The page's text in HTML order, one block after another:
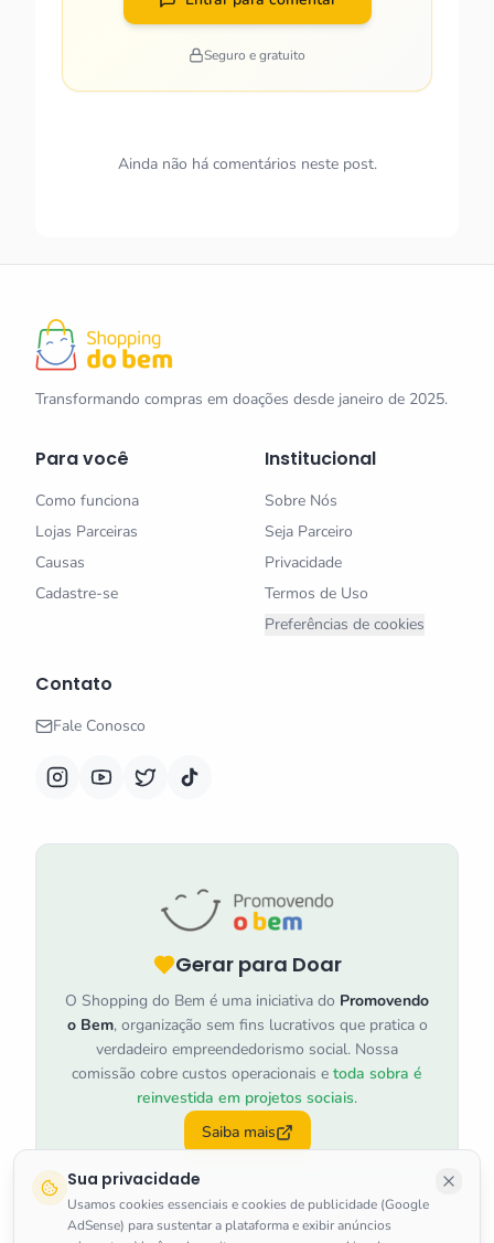
Sua privacidade
Usamos cookies essenciais e cookies de publicidade (Google
AdSense) para sustentar a plataforma e exibir anúncios
Seguro e gratuito
Ainda não há comentários neste post.
Transformando compras em doações desde janeiro de 2025.
Para você
Como funciona
Lojas Parceiras
Causas
Cadastre-se
Institucional
Sobre Nós
Seja Parceiro
Privacidade
Termos de Uso
Preferências de cookies
Contato
Fale Conosco
Gerar para Doar
O Shopping do Bem é uma iniciativa do Promovendo
o Bem, organização sem fins lucrativos que pratica o
verdadeiro empreendedorismo social. Nossa
comissão cobre custos operacionais e toda sobra é
reinvestida em projetos sociais.
Saiba mais